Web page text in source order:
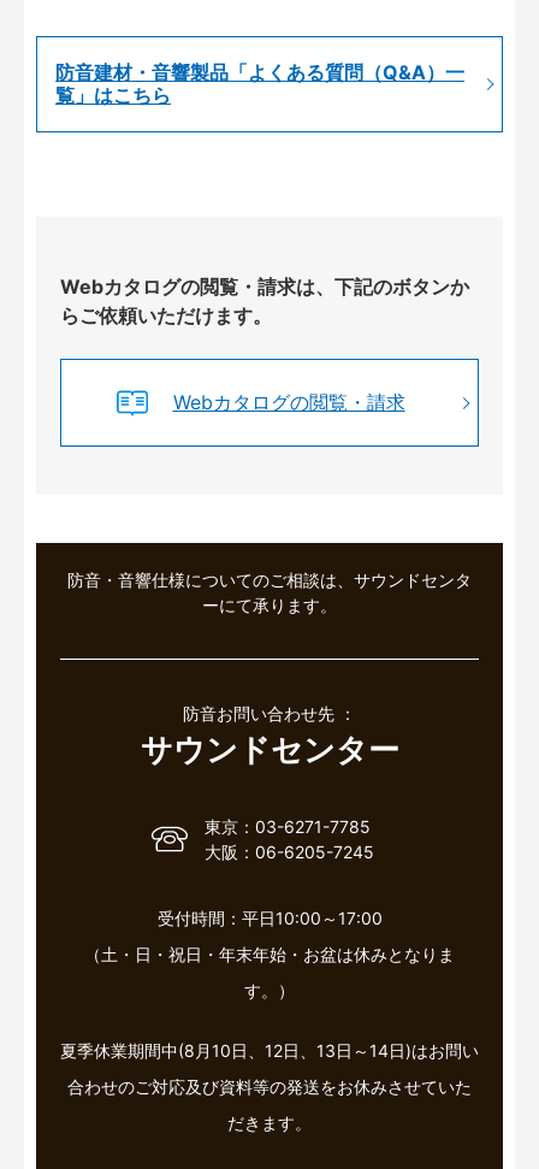
防音建材・音響製品「よくある質問（Q&A）一
覧」はこちら
Webカタログの閲覧・請求は、下記のボタンか
らご依頼いただけます。
Webカタログの閲覧・請求
防音・音響仕様についてのご相談は、サウンドセンタ
ーにて承ります。
防音お問い合わせ先 ：
サウンドセンター
東京：03-6271-7785
大阪：06-6205-7245
受付時間：平日10:00～17:00
（土・日・祝日・年末年始・お盆は休みとなりま
す。）
夏季休業期間中(8月10日、12日、13日～14日)はお問い
合わせのご対応及び資料等の発送をお休みさせていた
だきます。